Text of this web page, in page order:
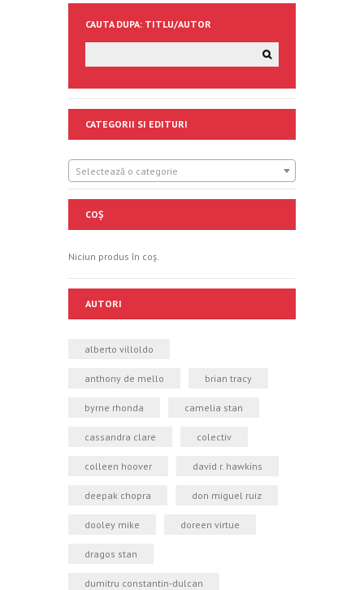
CAUTA DUPA: TITLU/AUTOR
CATEGORII SI EDITURI
Selectează o categorie
COȘ
Niciun produs în coș.
AUTORI
alberto villoldo
anthony de mello brian tracy
byrne rhonda camelia stan
cassandra clare colectiv
colleen hoover david r. hawkins
deepak chopra don miguel ruiz
dooley mike doreen virtue
dragos stan
dumitru constantin-dulcan